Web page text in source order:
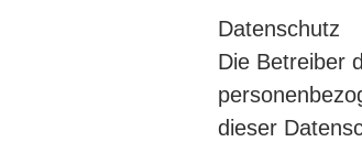
Datenschutz
Die Betreiber
dieser